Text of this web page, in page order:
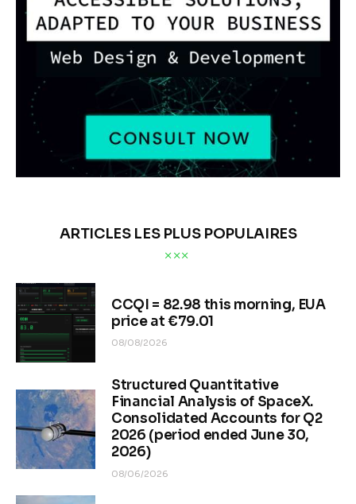
ARTICLES LES PLUS POPULAIRES
CCQI = 82.98 this morning, EUA
price at €79.01
08/08/2026
Structured Quantitative
Financial Analysis of SpaceX.
Consolidated Accounts for Q2
2026 (period ended June 30,
2026)
08/06/2026